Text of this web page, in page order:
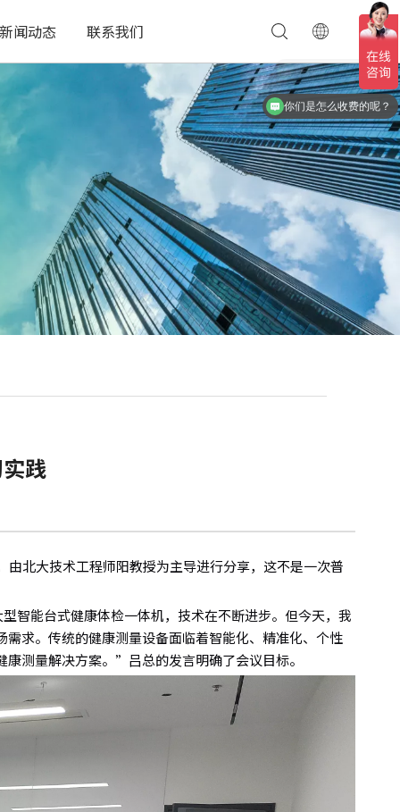
新闻动态 联系我们
践
北大技术工程师阳教授为主导进行分享，这不是一次普
智能台式健康体检一体机，技术在不断进步。但今天，我
求。传统的健康测量设备面临着智能化、精准化、个性
测量解决方案。”吕总的发言明确了会议目标。
现在有优惠活动么？